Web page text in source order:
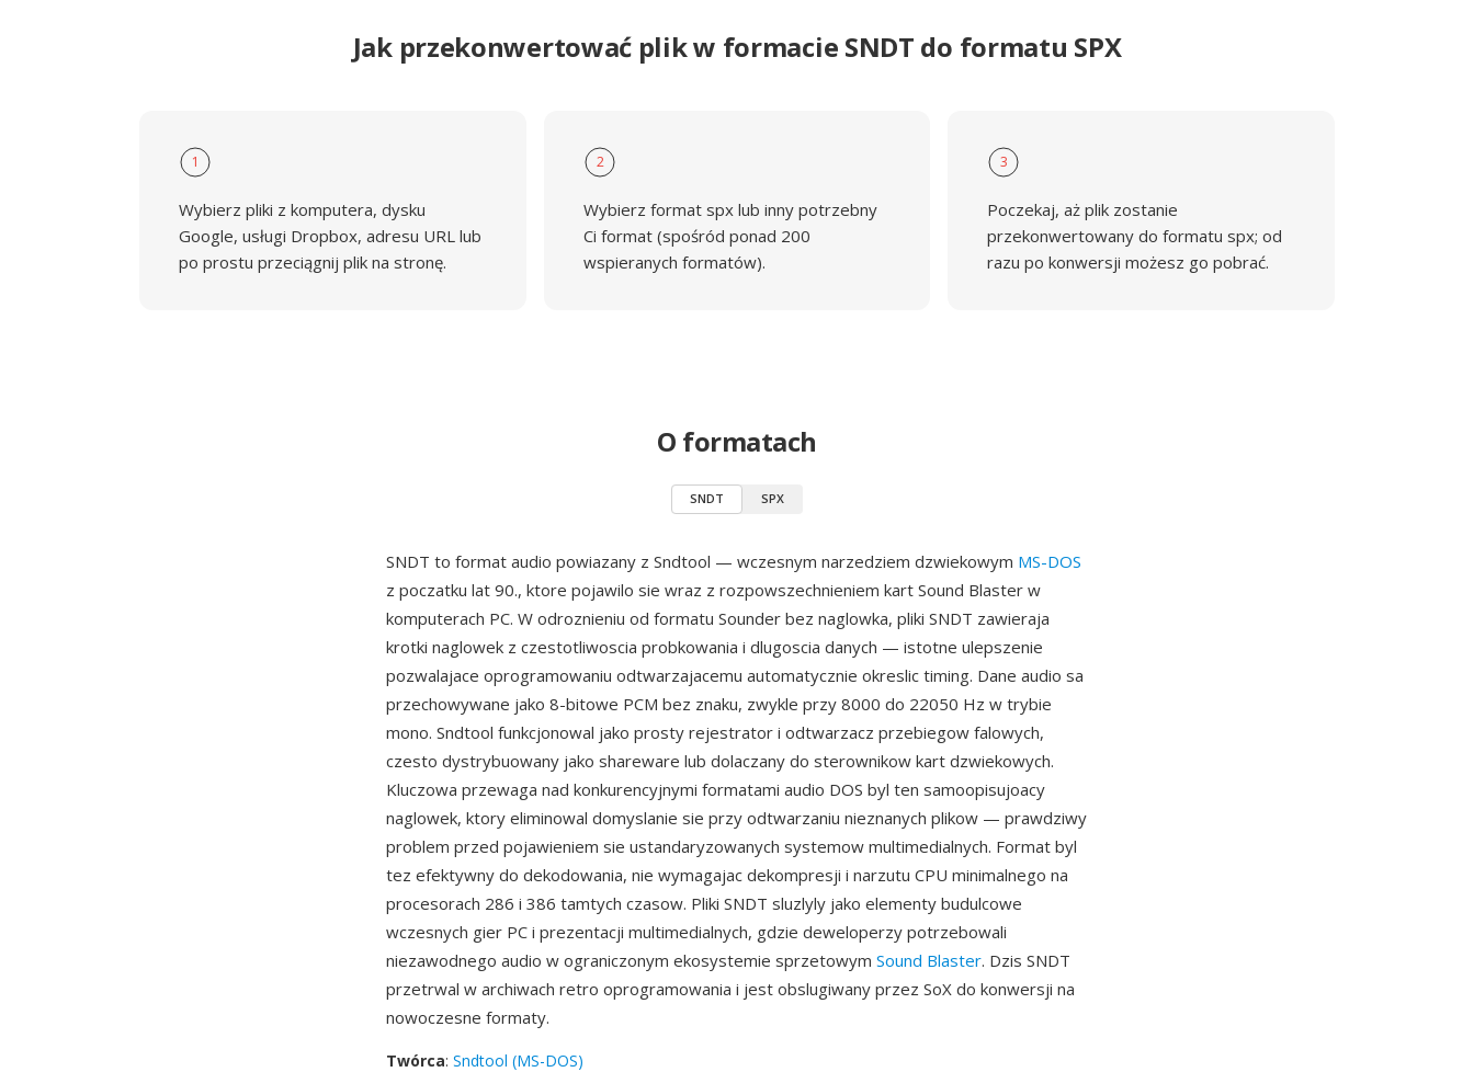
Jak przekonwertować plik w formacie SNDT do formatu SPX
1
Wybierz pliki z komputera, dysku
Google, usługi Dropbox, adresu URL lub
po prostu przeciągnij plik na stronę.
2
Wybierz format spx lub inny potrzebny
Ci format (spośród ponad 200
wspieranych formatów).
3
Poczekaj, aż plik zostanie
przekonwertowany do formatu spx; od
razu po konwersji możesz go pobrać.
O formatach
SNDT SPX
SNDT to format audio powiazany z Sndtool — wczesnym narzedziem dzwiekowym MS-DOS
z poczatku lat 90., ktore pojawilo sie wraz z rozpowszechnieniem kart Sound Blaster w
komputerach PC. W odroznieniu od formatu Sounder bez naglowka, pliki SNDT zawieraja
krotki naglowek z czestotliwoscia probkowania i dlugoscia danych — istotne ulepszenie
pozwalajace oprogramowaniu odtwarzajacemu automatycznie okreslic timing. Dane audio sa
przechowywane jako 8-bitowe PCM bez znaku, zwykle przy 8000 do 22050 Hz w trybie
mono. Sndtool funkcjonowal jako prosty rejestrator i odtwarzacz przebiegow falowych,
czesto dystrybuowany jako shareware lub dolaczany do sterownikow kart dzwiekowych.
Kluczowa przewaga nad konkurencyjnymi formatami audio DOS byl ten samoopisujoacy
naglowek, ktory eliminowal domyslanie sie przy odtwarzaniu nieznanych plikow — prawdziwy
problem przed pojawieniem sie ustandaryzowanych systemow multimedialnych. Format byl
tez efektywny do dekodowania, nie wymagajac dekompresji i narzutu CPU minimalnego na
procesorach 286 i 386 tamtych czasow. Pliki SNDT sluzlyly jako elementy budulcowe
wczesnych gier PC i prezentacji multimedialnych, gdzie deweloperzy potrzebowali
niezawodnego audio w ograniczonym ekosystemie sprzetowym Sound Blaster. Dzis SNDT
przetrwal w archiwach retro oprogramowania i jest obslugiwany przez SoX do konwersji na
nowoczesne formaty.
Twórca: Sndtool (MS-DOS)